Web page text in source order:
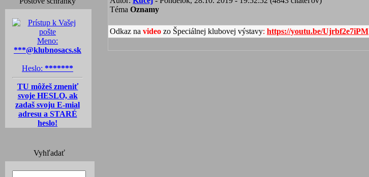
Meno:
***@klubnosacs.sk
Heslo: *******
TU môžeš zmeniť
svoje HESLO, ak
zadaš svoju E-mial
adresu a STARÉ
heslo!
Vyhľadať
Téma Oznamy
Odkaz na video zo Špeciálnej klubovej výstavy: https://youtu.be/Ujrbf2e7iPM